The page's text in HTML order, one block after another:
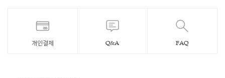
개인결제 Q&A FAQ